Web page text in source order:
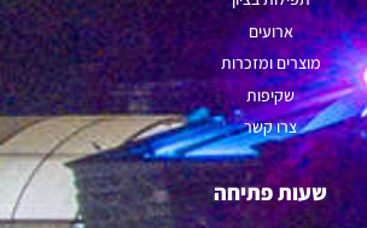
ארועים
מוצרים ומזכרות
שקיפות
צרו קשר
שעות פתיחה